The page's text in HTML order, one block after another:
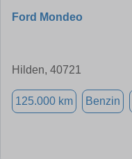
Ford Mondeo
Hilden, 40721
125.000 km Benzin